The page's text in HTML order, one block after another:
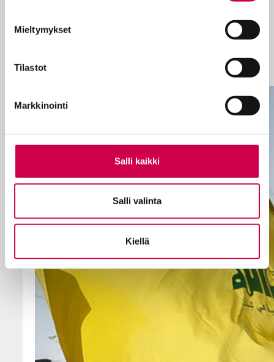
Mieltymykset
Tilastot
Markkinointi
Salli kaikki
Salli valinta
Kiellä
puhelimitse ja sähköpostitse, Deardorff
sähköpostissavastauksessaan.